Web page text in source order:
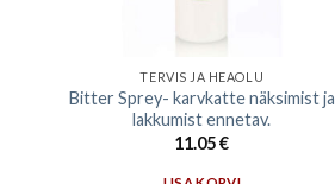
TERVIS JA HEAOLU
Bitter Sprey- karvkatte näksimist ja
lakkumist ennetav.
11.05€